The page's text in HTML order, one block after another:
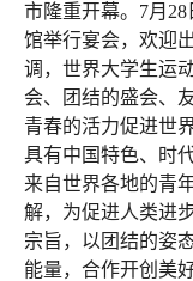
市隆重开幕。7月
馆举行宴会，欢迎
调，世界大学生运
会、团结的盛会、
青春的活力促进世
具有中国特色、时
来自世界各地的青
解，为促进人类进
宗旨，以团结的姿
能量，合作开创美